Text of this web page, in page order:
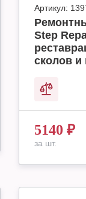
Артикул:
Step
сколов и
5140 ₽
за шт.